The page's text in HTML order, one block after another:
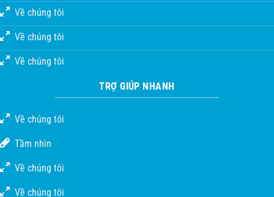
Về chúng tôi
Về chúng tôi
Về chúng tôi
TRỢ GIÚP NHANH
Về chúng tôi
Tầm nhìn
Về chúng tôi
Về chúng tôi